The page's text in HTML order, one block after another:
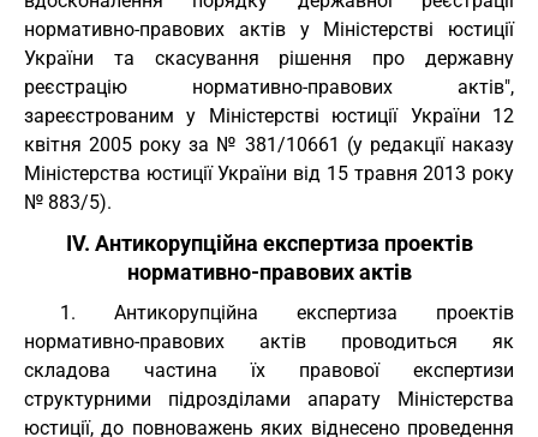
нормативно-правових актів у Міністерстві юстиції
України та скасування рішення про державну
реєстрацію нормативно-правових актів",
зареєстрованим у Міністерстві юстиції України 12
квітня 2005 року за № 381/10661 (у редакції наказу
Міністерства юстиції України від 15 травня 2013 року
№ 883/5).
IV. Антикорупційна експертиза проектів
нормативно-правових актів
1. Антикорупційна експертиза проектів
нормативно-правових актів проводиться як
складова частина їх правової експертизи
структурними підрозділами апарату Міністерства
юстиції, до повноважень яких віднесено проведення